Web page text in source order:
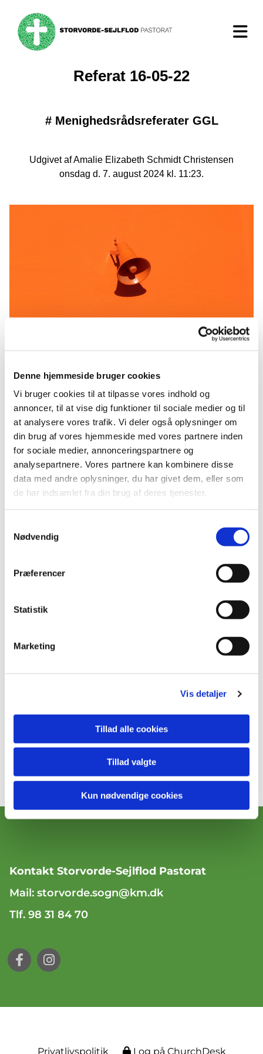
Denne hjemmeside bruger cookies
Vi bruger cookies til at tilpasse vores indhold og
annoncer, til at vise dig funktioner til sociale medier og til
at analysere vores trafik. Vi deler også oplysninger om
din brug af vores hjemmeside med vores partnere inden
for sociale medier, annonceringspartnere og
analysepartnere. Vores partnere kan kombinere disse
data med andre oplysninger, du har givet dem, eller som
de har indsamlet fra din brug af deres tjenester.
Nødvendig
Præferencer
Statistik
Marketing
Vis detaljer
Tillad alle cookies
Tillad valgte
Kun nødvendige cookies
Referat 16-05-22
# Menighedsrådsreferater GGL
Udgivet af Amalie Elizabeth Schmidt Christensen
onsdag d. 7. august 2024 kl. 11:23.
Referat 16-05-22
https://api2.churchdesk.com/fi...
Du vil måske også kunne lide...
Kontakt Storvorde-Sejlflod Pastorat
Mail: storvorde.sogn@km.dk
Tlf. 98 31 84 70
Privatlivspolitik Log på ChurchDesk